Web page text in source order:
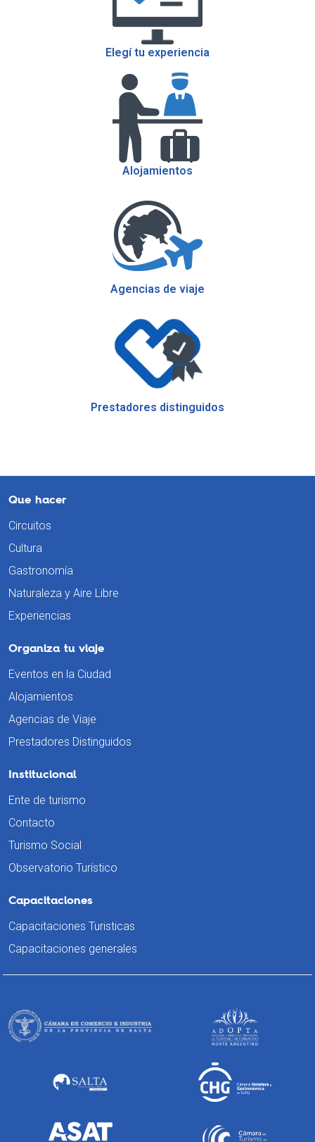
Elegí tu experiencia
Alojamientos
Agencias de viaje
Prestadores distinguidos
Que hacer
Circuitos
Cultura
Gastronomía
Naturaleza y Aire Libre
Experiencias
Organiza tu viaje
Eventos en la Ciudad
Alojamientos
Agencias de Viaje
Prestadores Distinguidos
Institucional
Ente de turismo
Contacto
Turismo Social
Observatorio Turístico
Capacitaciones
Capacitaciones Turisticas
Capacitaciones generales